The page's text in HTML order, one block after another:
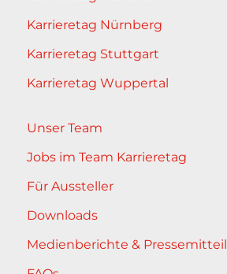
Karrieretag Nürnberg
Karrieretag Stuttgart
Karrieretag Wuppertal
Unser Team
Jobs im Team Karrieretag
Für Aussteller
Downloads
Medienberichte &